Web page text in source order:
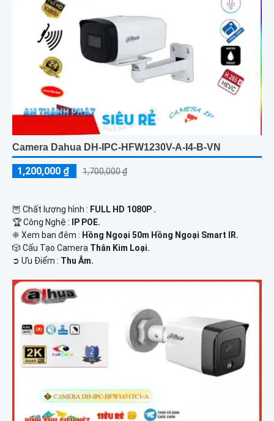
Camera Dahua DH-IPC-HFW1230V-A-I4-B-VN
1,200,000 ₫ 1,700,000 ₫
🦉 Chất lượng hình : FULL HD 1080P .
🏆 Công Nghệ :
IP POE.
❈ Xem ban đêm : Hồng Ngoại 50m Hồng Ngoại Smart IR.
🎲 Cấu Tạo Camera Thân Kim Loại.
️➲ Ưu Điểm : Thu Âm.